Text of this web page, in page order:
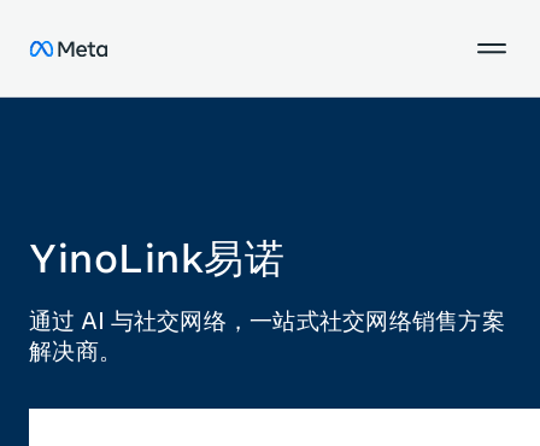
YinoLink易诺
通过 AI 与社交网络，一站式社交网络销售方案
解决商。